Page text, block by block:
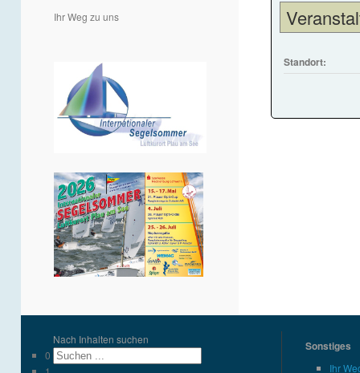
0
Ihr Weg zu uns
Standort:
Nach Inhalten suchen Sonstiges
Ihr